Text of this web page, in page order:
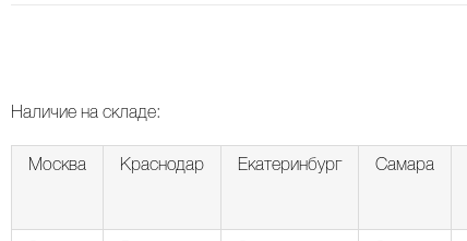
Наличие на складе:
Москва Краснодар Екатеринбург Самара